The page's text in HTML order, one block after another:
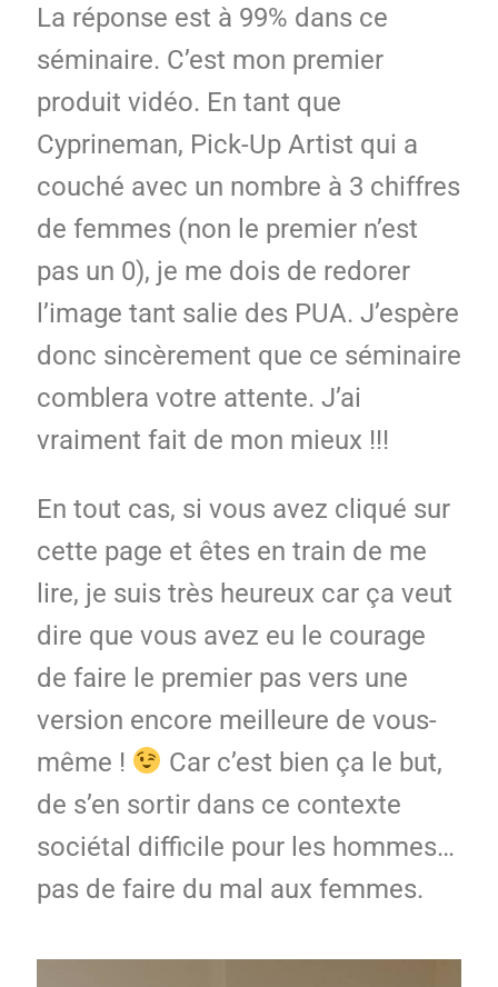
La réponse est à 99% dans ce
séminaire. C’est mon premier
produit vidéo. En tant que
Cyprineman, Pick-Up Artist qui a
couché avec un nombre à 3 chiffres
de femmes (non le premier n’est
pas un 0), je me dois de redorer
l’image tant salie des PUA. J’espère
donc sincèrement que ce séminaire
comblera votre attente. J’ai
vraiment fait de mon mieux !!!
En tout cas, si vous avez cliqué sur
cette page et êtes en train de me
lire, je suis très heureux car ça veut
dire que vous avez eu le courage
de faire le premier pas vers une
version encore meilleure de vous-
même !
Car c’est bien ça le but,
de s’en sortir dans ce contexte
sociétal difficile pour les hommes…
pas de faire du mal aux femmes.